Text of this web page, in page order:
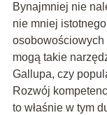
Bynajmniej nie
nie mniej
mogą takie
Gallupa, czy
Rozwój
to właśnie w tym